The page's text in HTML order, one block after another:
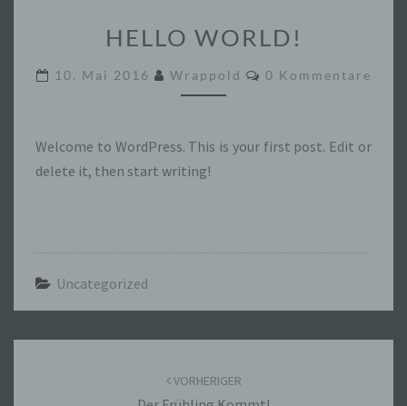
WORLD!
HELLO WORLD!
10. Mai 2016 Wrappold Kommentare
0 Kommentare
Welcome to WordPress. This is your first post. Edit or
delete it, then start writing!
Uncategorized
VORHERIGER